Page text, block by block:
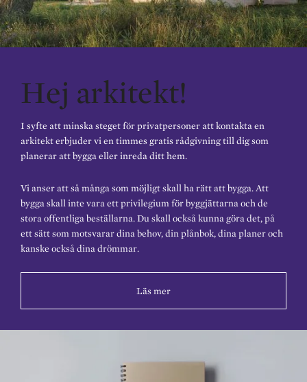
Hej arkitekt!
I syfte att minska steget för privatpersoner att kontakta en
arkitekt erbjuder vi en timmes gratis rådgivning till dig som
planerar att bygga eller inreda ditt hem.
Vi anser att så många som möjligt skall ha rätt att bygga. Att
bygga skall inte vara ett privilegium för byggjättarna och de
stora offentliga beställarna. Du skall också kunna göra det, på
ett sätt som motsvarar dina behov, din plånbok, dina planer och
kanske också dina drömmar.
Läs mer